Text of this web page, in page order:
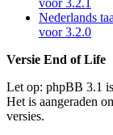
Nederlands
voor 3.2.0
Versie End of Life
Let op: phpBB 3.1
Het is aangeraden
versies.